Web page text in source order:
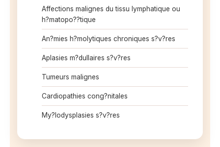
Affections malignes du tissu lymphatique ou
h?matopo??tique
An?mies h?molytiques chroniques s?v?res
Aplasies m?dullaires s?v?res
Tumeurs malignes
Cardiopathies cong?nitales
My?lodysplasies s?v?res